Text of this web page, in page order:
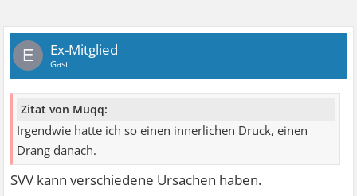
E Ex-Mitglied
Gast
Zitat von Muqq:
Irgendwie hatte ich so einen innerlichen Druck, einen
Drang danach.
SVV kann verschiedene Ursachen haben.